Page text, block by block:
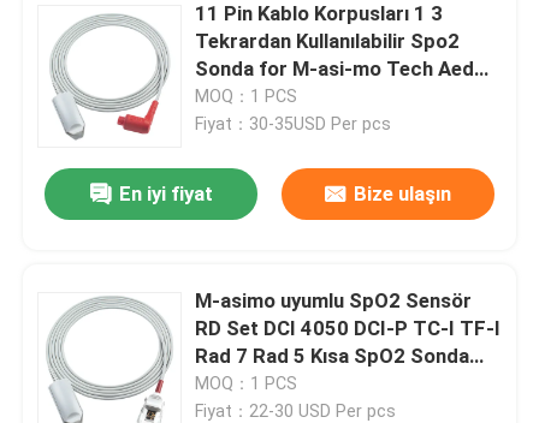
11 Pin Kablo Korpusları 1 3
Tekrardan Kullanılabilir Spo2
Sonda for M-asi-mo Tech Aed
Defibrillatör Monitörü
MOQ：1 PCS
Fiyat：30-35USD Per pcs
En iyi fiyat Bize ulaşın
M-asimo uyumlu SpO2 Sensör
RD Set DCI 4050 DCI-P TC-I TF-I
Rad 7 Rad 5 Kısa SpO2 Sonda
Kablosu
MOQ：1 PCS
Fiyat：22-30 USD Per pcs